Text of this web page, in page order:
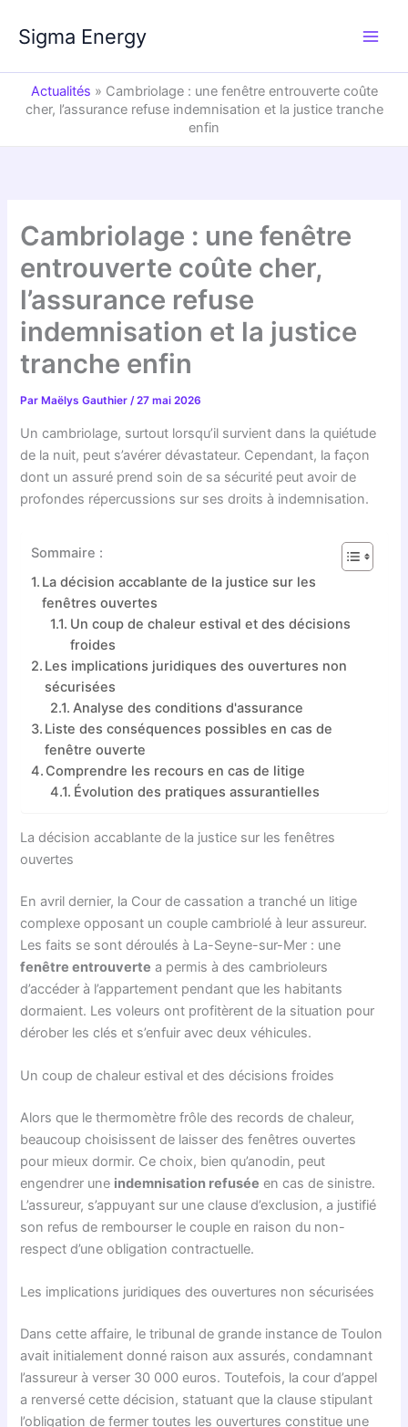
contenu
Sigma Energy
Actualités » Cambriolage : une fenêtre entrouverte coûte
cher, l’assurance refuse indemnisation et la justice tranche
enfin
Cambriolage : une fenêtre
entrouverte coûte cher,
l’assurance refuse
indemnisation et la justice
tranche enfin
Par Maëlys Gauthier/27 mai 2026
Un cambriolage, surtout lorsqu’il survient dans la quiétude
de la nuit, peut s’avérer dévastateur. Cependant, la façon
dont un assuré prend soin de sa sécurité peut avoir de
profondes répercussions sur ses droits à indemnisation.
Sommaire :
La décision accablante de la justice sur les
fenêtres ouvertes
Un coup de chaleur estival et des décisions
froides
Les implications juridiques des ouvertures non
sécurisées
Analyse des conditions d'assurance
Liste des conséquences possibles en cas de
fenêtre ouverte
Comprendre les recours en cas de litige
Évolution des pratiques assurantielles
La décision accablante de la justice sur les fenêtres
ouvertes
En avril dernier, la Cour de cassation a tranché un litige
complexe opposant un couple cambriolé à leur assureur.
Les faits se sont déroulés à La-Seyne-sur-Mer : une
fenêtre entrouverte a permis à des cambrioleurs
d’accéder à l’appartement pendant que les habitants
dormaient. Les voleurs ont profitèrent de la situation pour
dérober les clés et s’enfuir avec deux véhicules.
Un coup de chaleur estival et des décisions froides
Alors que le thermomètre frôle des records de chaleur,
beaucoup choisissent de laisser des fenêtres ouvertes
pour mieux dormir. Ce choix, bien qu’anodin, peut
engendrer une indemnisation refusée en cas de sinistre.
L’assureur, s’appuyant sur une clause d’exclusion, a justifié
son refus de rembourser le couple en raison du non-
respect d’une obligation contractuelle.
Les implications juridiques des ouvertures non sécurisées
Dans cette affaire, le tribunal de grande instance de Toulon
avait initialement donné raison aux assurés, condamnant
l’assureur à verser 30 000 euros. Toutefois, la cour d’appel
a renversé cette décision, statuant que la clause stipulant
l’obligation de fermer toutes les ouvertures constitue une